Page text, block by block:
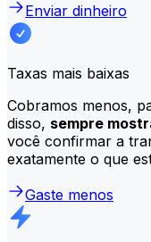
Enviar dinheiro
Taxas mais baixas
Cobramos menos,
disso, sempre
você confirmar a
exatamente o que
Gaste menos